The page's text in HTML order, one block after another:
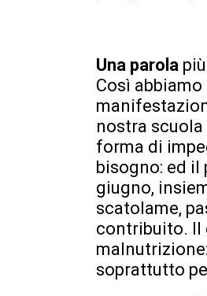
Una parola
Così
nostra
forma di
bisogno: ed il
giugno,
scatolame,
contribuito. Il
soprattutto